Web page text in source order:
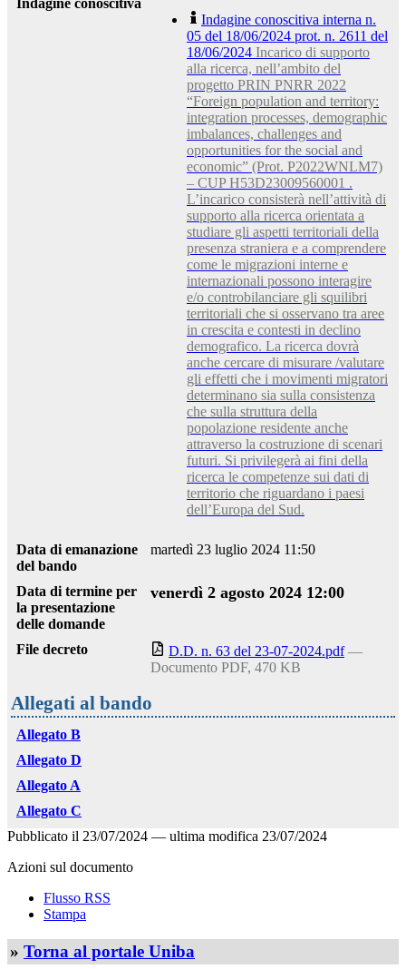
Indagine conoscitiva interna n.
05 del 18/06/2024 prot. n. 2611 del
18/06/2024 Incarico di supporto
alla ricerca, nell’ambito del
progetto PRIN PNRR 2022
“Foreign population and territory:
integration processes, demographic
imbalances, challenges and
opportunities for the social and
economic” (Prot. P2022WNLM7)
– CUP H53D23009560001 .
L’incarico consisterà nell’attività di
supporto alla ricerca orientata a
studiare gli aspetti territoriali della
presenza straniera e a comprendere
come le migrazioni interne e
internazionali possono interagire
e/o controbilanciare gli squilibri
territoriali che si osservano tra aree
in crescita e contesti in declino
demografico. La ricerca dovrà
anche cercare di misurare /valutare
gli effetti che i movimenti migratori
determinano sia sulla consistenza
che sulla struttura della
popolazione residente anche
attraverso la costruzione di scenari
futuri. Si privilegerà ai fini della
ricerca le competenze sui dati di
territorio che riguardano i paesi
dell’Europa del Sud.
Data di emanazione
del bando
martedì 23 luglio 2024 11:50
Data di termine per
la presentazione
delle domande
venerdì 2 agosto 2024 12:00
File decreto D.D. n. 63 del 23-07-2024.pdf —
Documento PDF, 470 KB
Allegati al bando
Allegato B
Allegato D
Allegato A
Allegato C
Pubblicato il 23/07/2024 — ultima modifica 23/07/2024
Azioni sul documento
Flusso RSS
Stampa
» Torna al portale Uniba